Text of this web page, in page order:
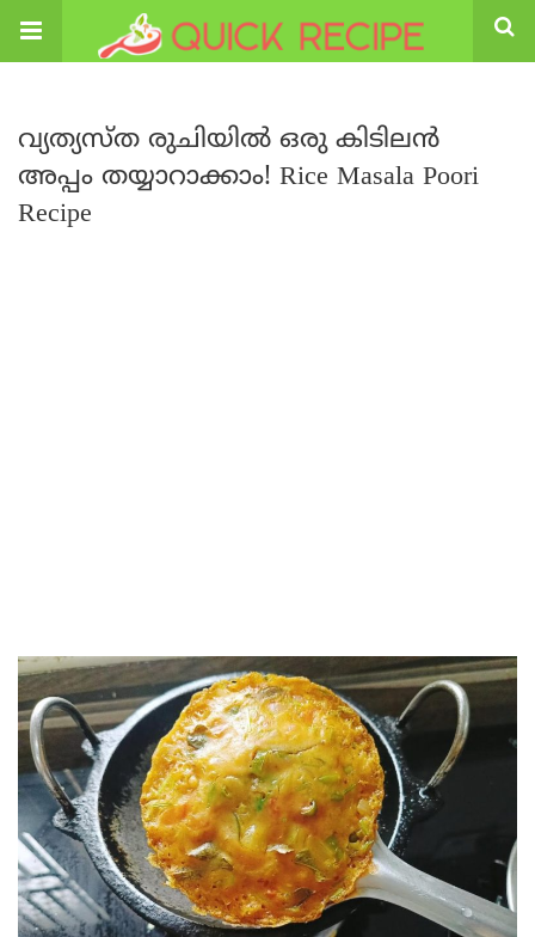
വ്യത്യസ്ത രുചിയിൽ ഒരു കിടിലൻ
അപ്പം തയ്യാറാക്കാം! Rice Masala Poori
Recipe